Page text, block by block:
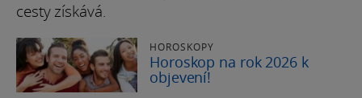
cesty získává.
HOROSKOPY
Horoskop na rok 2026 k
objevení!